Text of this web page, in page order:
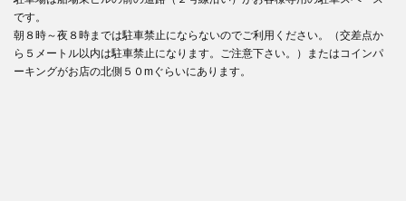
です。
朝８時～夜８時までは駐車禁止にならないのでご利用ください。（交差点か
ら５メートル以内は駐車禁止になります。ご注意下さい。）またはコインパ
ーキングがお店の北側５０mぐらいにあります。